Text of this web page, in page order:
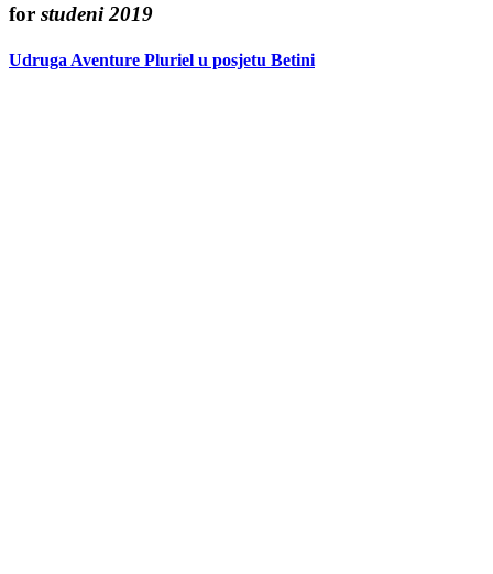
for studeni 2019
Udruga Aventure Pluriel u posjetu Betini